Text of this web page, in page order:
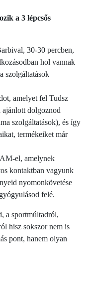
a 3 lépcsős
30-30 percben,
hol vannak
szolgáltatások
amelyet fel Tudsz
dolgoznod
szolgáltatások), és így
termékeiket már
el, amelynek
kontaktban vagyunk
nyomonkövetése
felé.
a sportmúltadról,
hisz sokszor nem is
pont, hanem olyan